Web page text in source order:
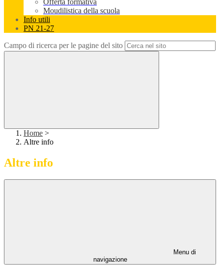
Offerta formativa
Moudilistica della scuola
Info utili
PN 21-27
Campo di ricerca per le pagine del sito
Home >
Altre info
Altre info
Menu di
navigazione